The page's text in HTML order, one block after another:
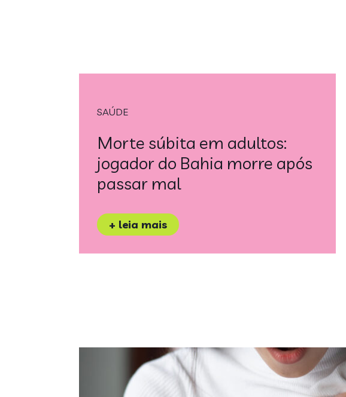
SAÚDE
Morte súbita em adultos:
jogador do Bahia morre após
passar mal
+ leia mais